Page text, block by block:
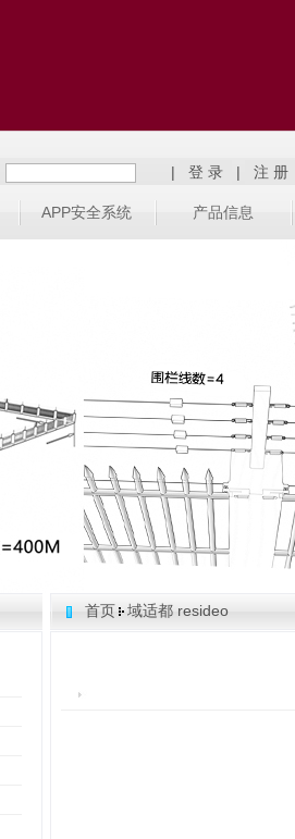
| |
APP安全系统 产品信息
首页 域适都 resideo